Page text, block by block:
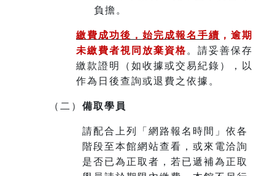
負擔。
繳費成功後，始完成報名手續 ，逾期
未繳費者視同放棄資格。請妥善保存
繳款證明（如收據或交易紀錄），以
作為日後查詢或退費之依據。
（二） 備取學員
請配合上列「網路報名時間」依各
階段至本館網站查看，或來電洽詢
是否已為正取者，若已遞補為正取